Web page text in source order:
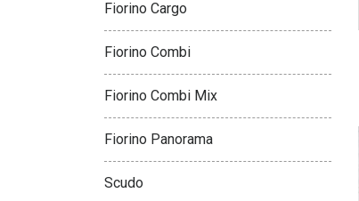
Fiorino Cargo
Fiorino Combi
Fiorino Combi Mix
Fiorino Panorama
Scudo